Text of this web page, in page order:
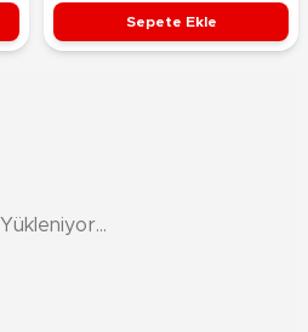
Sepete Ekle
Yükleniyor...